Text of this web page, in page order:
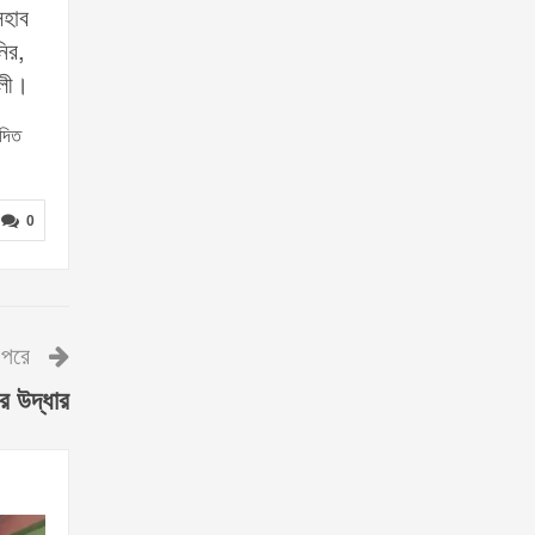
0
পরে
উদ্ধার